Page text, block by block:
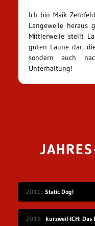
Ich bin Maik
Langeweile heraus
Mittlerweile stellt
guten Laune dar,
sondern auch
Unterhaltung!
2011 Static Dog!
2019 kurzweil-ICH: